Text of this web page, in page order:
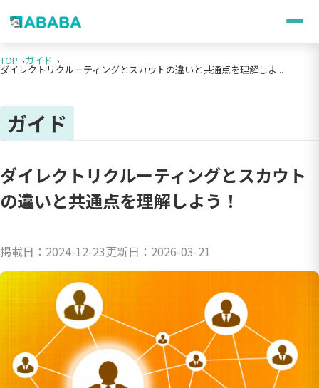
TOP ガイド
ダイレクトリクルーティングとスカウトの違いと共通点を理解しよ...
ガイド
ダイレクトリクルーティングとスカウト
の違いと共通点を理解しよう！
掲載日： 2024-12-23更新日： 2026-03-21